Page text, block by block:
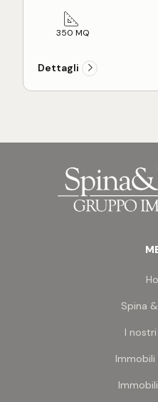
prevalentemente a
completamente da
percorribile. La
prevalente ad ovest
rappresenta il perfetto
proposta, né alcun
misura.
350 MQ
Dettagli
Spina
I
Immobili